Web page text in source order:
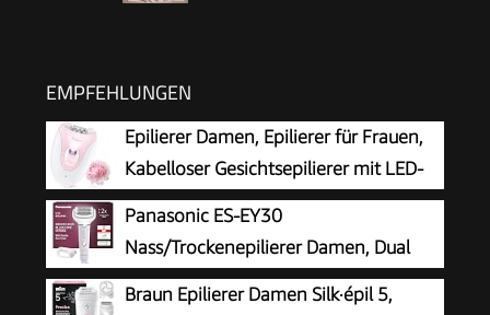
EMPFEHLUNGEN
Epilierer Damen, Epilierer für Frauen,
Kabelloser Gesichtsepilierer mit LED-
Licht, Schmerzloser Haarentferner für
Gesicht, Körper, Achsel, Beine & Bikinizone
Panasonic ES-EY30
Nass/Trockenepilierer Damen, Dual
Disc mit 60 Pinzetten, 90°
schwenkbarer Kopf, 3 Geschwindigkeiten & LED-
Braun Epilierer Damen Silk·épil 5,